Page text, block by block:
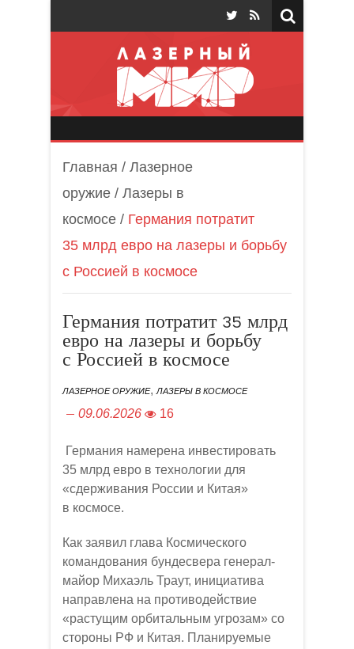
Главная / Лазерное
оружие / Лазеры в
космосе / Германия потратит
35 млрд евро на лазеры и борьбу
с Россией в космосе
Германия потратит 35 млрд
евро на лазеры и борьбу
с Россией в космосе
ЛАЗЕРНОЕ ОРУЖИЕ, ЛАЗЕРЫ В КОСМОСЕ
09.06.2026 16
Германия намерена инвестировать
35 млрд евро в технологии для
«сдерживания России и Китая»
в космосе.
Как заявил глава Космического
командования бундесвера генерал-
майор Михаэль Траут, инициатива
направлена на противодействие
«растущим орбитальным угрозам» со
стороны РФ и Китая. Планируемые